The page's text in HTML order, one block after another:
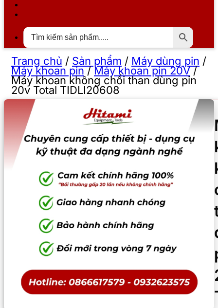
Trang chủ / Sản phẩm / Máy dùng pin /
Máy khoan pin/Máy khoan pin 20V/
Máy khoan không chổi than dùng pin
20v Total TIDLI20608